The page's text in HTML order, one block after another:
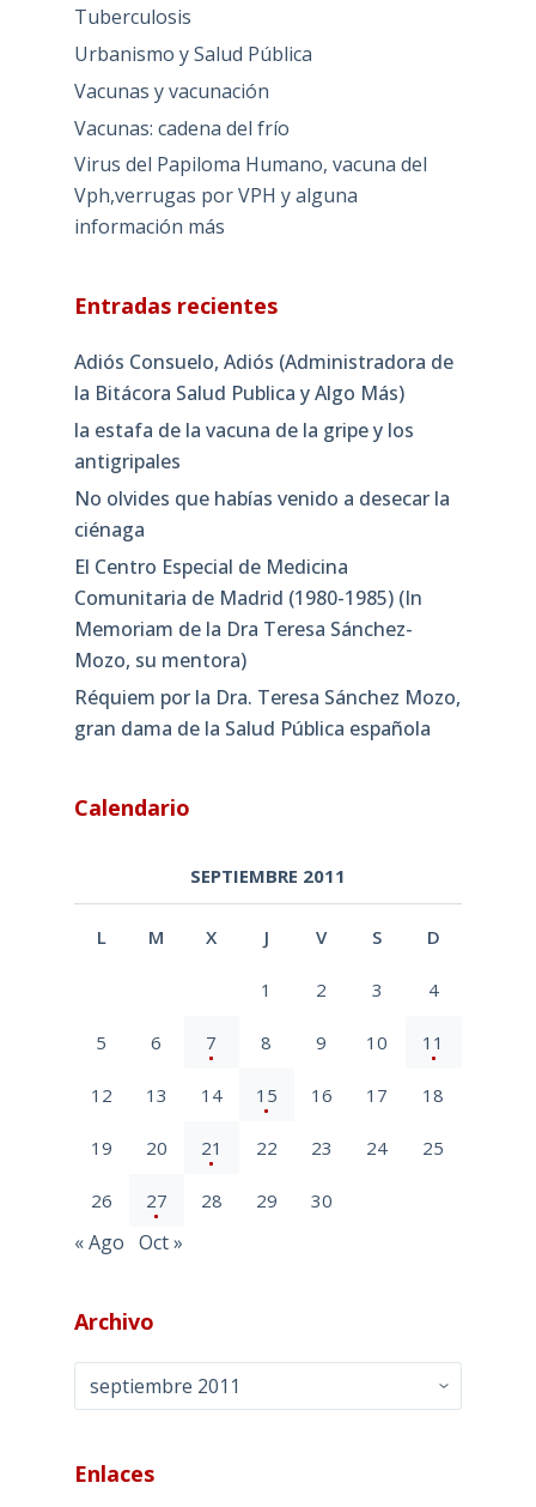
Tuberculosis
Urbanismo y Salud Pública
Vacunas y vacunación
Vacunas: cadena del frío
Virus del Papiloma Humano, vacuna del
Vph,verrugas por VPH y alguna
información más
Entradas recientes
Adiós Consuelo, Adiós (Administradora de
la Bitácora Salud Publica y Algo Más)
la estafa de la vacuna de la gripe y los
antigripales
No olvides que habías venido a desecar la
ciénaga
El Centro Especial de Medicina
Comunitaria de Madrid (1980-1985) (In
Memoriam de la Dra Teresa Sánchez-
Mozo, su mentora)
Réquiem por la Dra. Teresa Sánchez Mozo,
gran dama de la Salud Pública española
Calendario
SEPTIEMBRE 2011
L M X J V S D
1 2 3 4
5 6 7 8 9 10 11
12 13 14 15 16 17 18
19 20 21 22 23 24 25
26 27 28 29 30
« Ago Oct »
Archivo
Archivo
Enlaces